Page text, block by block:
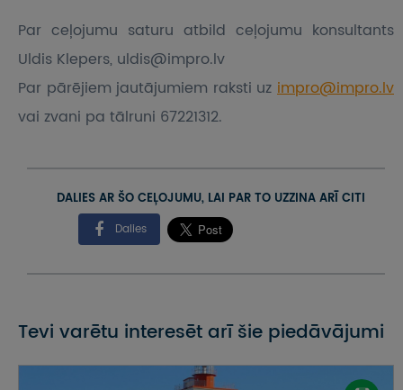
Par ceļojumu saturu atbild ceļojumu konsultants
Uldis Klepers, uldis@impro.lv
Par pārējiem jautājumiem raksti uz impro@impro.lv
vai zvani pa tālruni 67221312.
DALIES AR ŠO CEĻOJUMU, LAI PAR TO UZZINA ARĪ CITI
Dalies
Tevi varētu interesēt arī šie piedāvājumi